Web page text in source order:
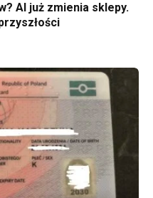
AI już zmienia sklepy.